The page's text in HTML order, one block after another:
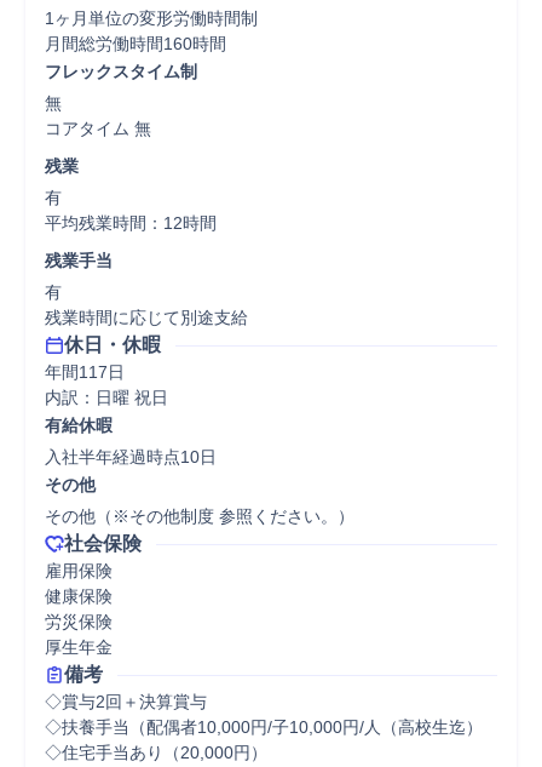
1ヶ月単位の変形労働時間制
フレックスタイム制
無
コアタイム 無
残業
有
平均残業時間：12時間
残業手当
有
残業時間に応じて別途支給
休日・休暇
年間117日
内訳：日曜 祝日
有給休暇
入社半年経過時点10日
その他
その他（※その他制度 参照ください。）
社会保険
雇用保険
健康保険
労災保険
厚生年金
備考
◇賞与2回＋決算賞与
◇扶養手当（配偶者10,000円/子10,000円/人（高校生迄）
◇住宅手当あり（20,000円）